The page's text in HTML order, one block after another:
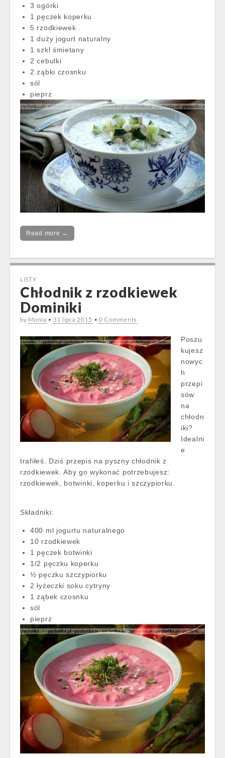
3 ogórki
1 pęczek koperku
5 rzodkiewek
1 duży jogurt naturalny
1 szkl śmietany
2 cebulki
2 ząbki czosnku
sól
pieprz
Read more →
LISTY
Chłodnik z rzodkiewek
Dominiki
by Monia • 31 lipca 2015 • 0 Comments
Poszu
kujesz
nowyc
h
przepi
sów
na
chłodn
iki?
Idealni
e
trafiłeś. Dziś przepis na pyszny chłodnik z
rzodkiewek. Aby go wykonać potrzebujesz:
rzodkiewek, botwinki, koperku i szczypiorku.
Składniki:
400 ml jogurtu naturalnego
10 rzodkiewek
1 pęczek botwinki
1/2 pęczku koperku
½ pęczku szczypiorku
2 łyżeczki soku cytryny
1 ząbek czosnku
sól
pieprz